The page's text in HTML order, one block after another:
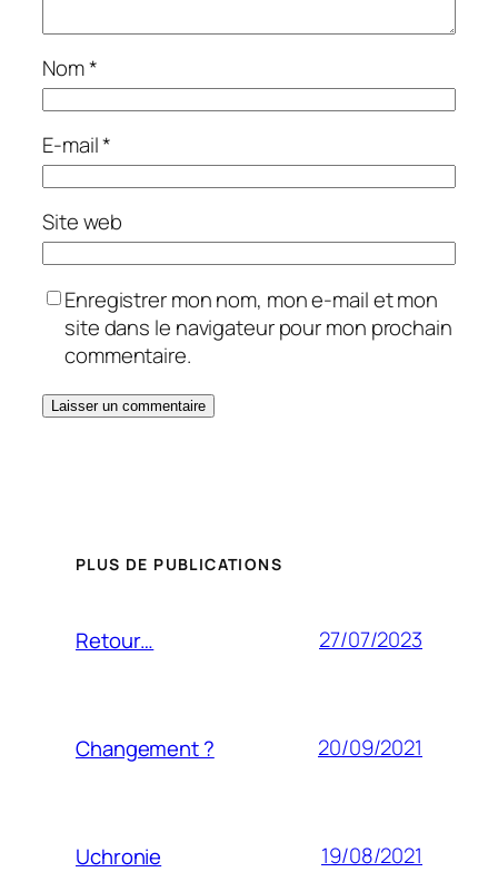
Nom*
E-mail*
Site web
Enregistrer mon nom, mon e-mail et mon
site dans le navigateur pour mon prochain
commentaire.
PLUS DE PUBLICATIONS
Retour… 27/07/2023
Changement ? 20/09/2021
Uchronie 19/08/2021